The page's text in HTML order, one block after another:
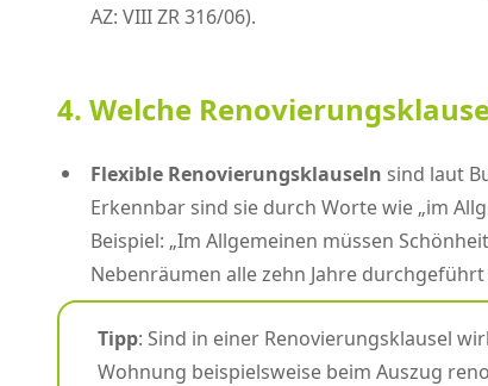
AZ: VIII ZR 316/06).
4. Welche
Flexible Renovierungsklauseln sind laut
Erkennbar sind sie durch Worte wie „im
Beispiel: „Im Allgemeinen müssen
Nebenräumen alle zehn Jahre durchgeführt
Tipp: Sind in einer Renovierungsklausel
Wohnung beispielsweise beim Auszug